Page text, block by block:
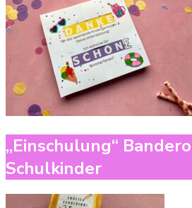
„Einschulung“
Schulkinder